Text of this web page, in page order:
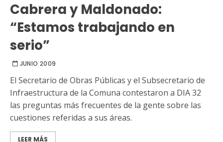
Cabrera y Maldonado:
“Estamos trabajando en
serio”
JUNIO 2009
El Secretario de Obras Públicas y el Subsecretario de
Infraestructura de la Comuna contestaron a DIA 32
las preguntas más frecuentes de la gente sobre las
cuestiones referidas a sus áreas.
LEER MÁS